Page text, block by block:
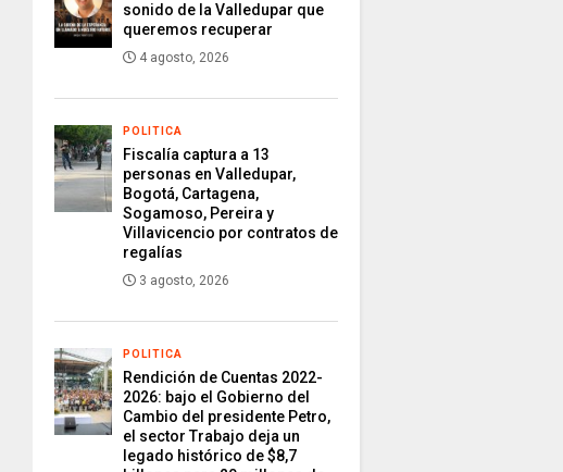
sonido de la Valledupar que
queremos recuperar
4 agosto, 2026
POLITICA
Fiscalía captura a 13
personas en Valledupar,
Bogotá, Cartagena,
Sogamoso, Pereira y
Villavicencio por contratos de
regalías
3 agosto, 2026
POLITICA
Rendición de Cuentas 2022-
2026: bajo el Gobierno del
Cambio del presidente Petro,
el sector Trabajo deja un
legado histórico de $8,7